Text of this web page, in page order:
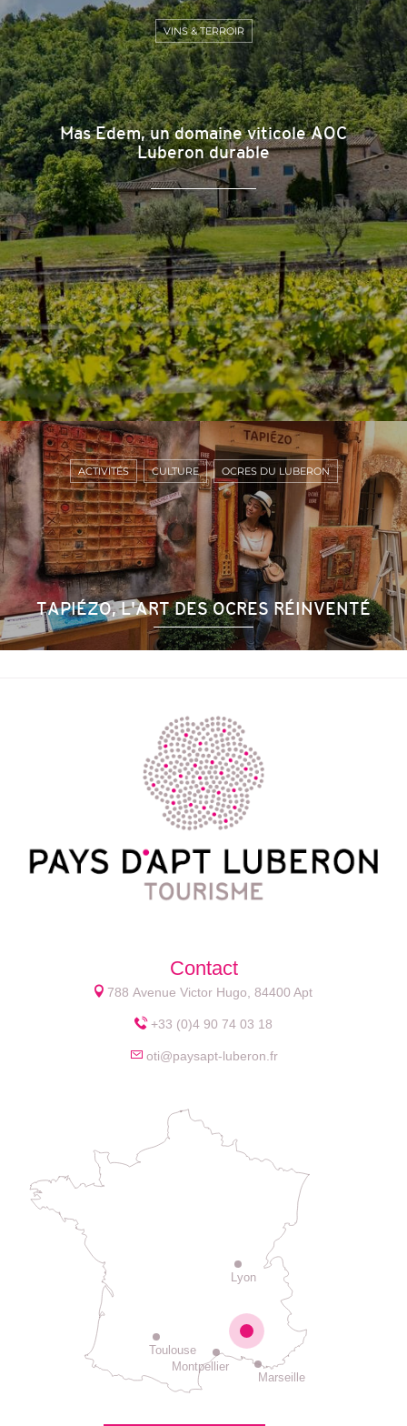
Mas Edem, un domaine viticole AOC
Luberon durable
VINS & TERROIR
TAPIÉZO, L'ART DES OCRES RÉINVENTÉ
ACTIVITÉS CULTURE OCRES DU LUBERON
Contact
788 Avenue Victor Hugo, 84400 Apt
+33 (0)4 90 74 03 18
oti@paysapt-luberon.fr
Lyon
Montpellier
Toulouse
Marseille